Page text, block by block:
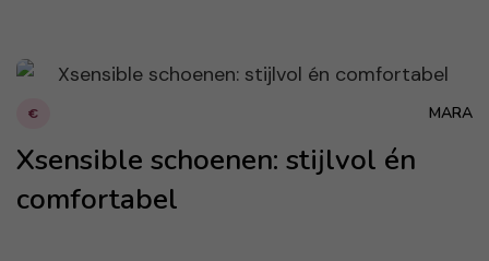
€ MARA
Xsensible schoenen: stijlvol én
comfortabel